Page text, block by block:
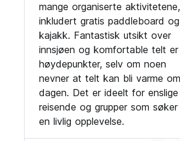
mange organiserte aktivitetene,
inkludert gratis paddleboard og
kajakk. Fantastisk utsikt over
innsjøen og komfortable telt er
høydepunkter, selv om noen
nevner at telt kan bli varme om
dagen. Det er ideelt for enslige
reisende og grupper som søker
en livlig opplevelse.